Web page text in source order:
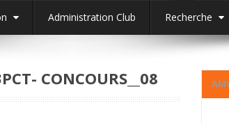
Administration Club Recherche
CONCOURS__08